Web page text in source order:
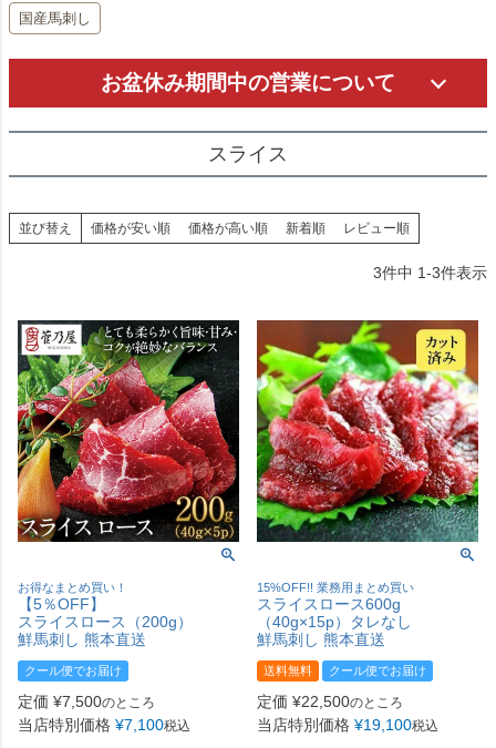
国産馬刺し
お盆休み期間中の営業について
スライス
並び替え 価格が安い順 価格が高い順 新着順 レビュー順
3件中 1-3件表示
お得なまとめ買い！
【5％OFF】
スライスロース（200g）
鮮馬刺し 熊本直送
クール便でお届け
定価 ¥7,500のところ
当店特別価格 ¥7,100税込
15%OFF!! 業務用まとめ買い
スライスロース600g
（40g×15p）タレなし
鮮馬刺し 熊本直送
送料無料 クール便でお届け
定価 ¥22,500のところ
当店特別価格 ¥19,100税込